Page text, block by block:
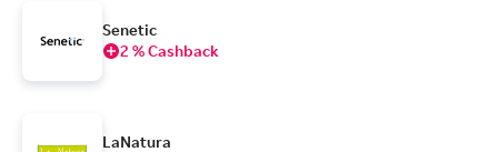
Senetic
2 % Cashback
LaNatura